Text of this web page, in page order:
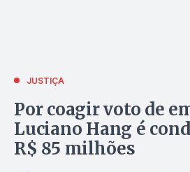
JUSTIÇA
Por coagir voto de
Luciano Hang é
R$ 85 milhões